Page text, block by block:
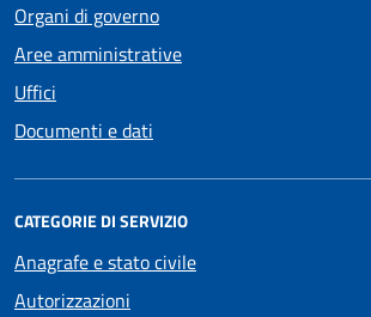
Organi di governo
Aree amministrative
Uffici
Documenti e dati
CATEGORIE DI SERVIZIO
Anagrafe e stato civile
Autorizzazioni